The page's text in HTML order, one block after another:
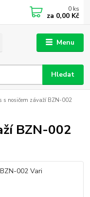
Menu
Hledat
0 ks
za 0,00 Kč
s nosičem závaží BZN-002
BZN-002